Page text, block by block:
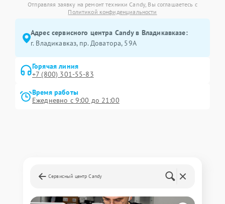
Отправляя заявку на ремонт техники Candy, Вы соглашаетесь с
Политикой конфиденциальности
Адрес сервисного центра Candy в Владикавказе:
г. Владикавказ, пр. Доватора, 59А
Горячая линия
+7 (800) 301-55-83
Время работы
Ежедневно с 9:00 до 21:00
Сервисный центр Candy